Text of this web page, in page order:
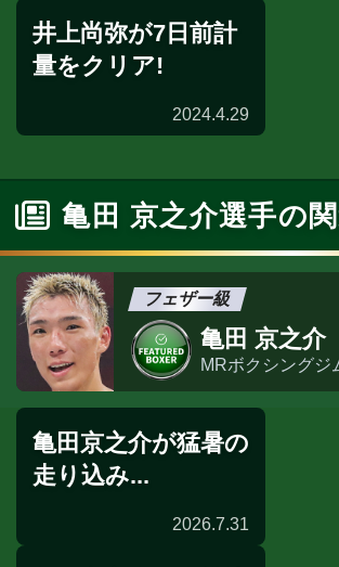
会見
井上尚弥が7日前計
量をクリア!
2024.4.29
亀田 京之介選手の
フェザー級
亀田 京之介
MRボクシングジ
亀田京之介が猛暑の
走り込み...
2026.7.31